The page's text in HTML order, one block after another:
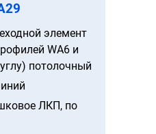
элемент
WA6 и
потолочный
ЛКП, по